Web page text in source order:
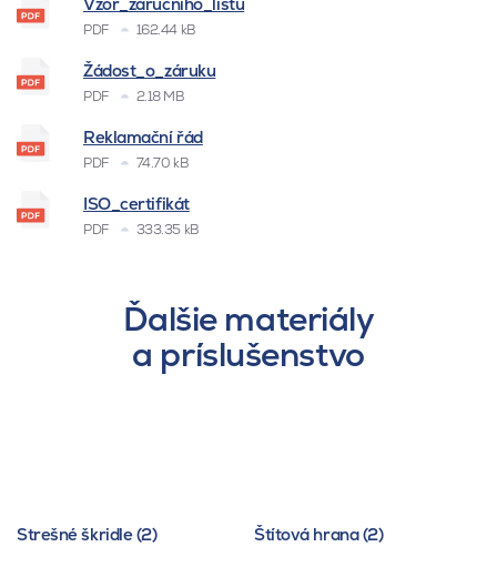
PDF 162.44 kB
Žádost_o_záruku
PDF 2.18 MB
Reklamační řád
PDF 74.70 kB
ISO_certifikát
PDF 333.35 kB
Ďalšie materiály
a príslušenstvo
Strešné škridle (2) Štítová hrana (2)